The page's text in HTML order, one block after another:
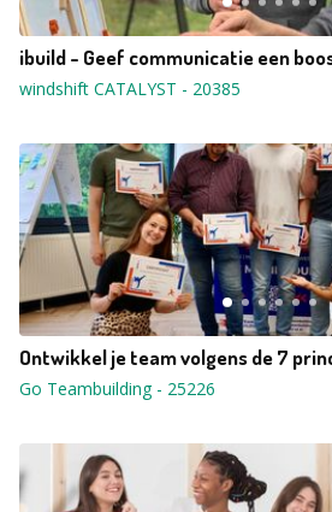
ibuild - Geef communicatie een
windshift CATALYST - 20385
Ontwikkel je team volgens de 7
Go Teambuilding- 25226